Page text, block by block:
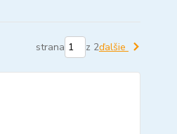
strana z 2ďalšie